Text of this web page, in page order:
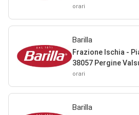
orari
Barilla
Frazione Ischia -
38057 Pergine
orari
Barilla